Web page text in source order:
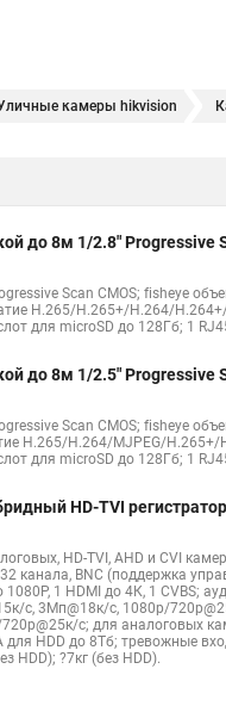
камеры hikvision
Купольная камера
до 8м 1/2.8" Progressive
Scan CMOS; fisheye
H.265/H.265+/H.264/
для microSD до 128Гб; 1
до 8м 1/2.5" Progressive
Scan CMOS; fisheye
H.265/H.264/MJPEG/
для microSD до 128Гб; 1
HD-TVI
HD-TVI, AHD и CVI
канала, BNC (поддержка
1 HDMI до 4К, 1 CVBS;
с, 3Мп@18к/с, 1080p/
с; для аналоговых
для HDD до 8Тб; тревожные
HDD); ?7кг (без HDD).